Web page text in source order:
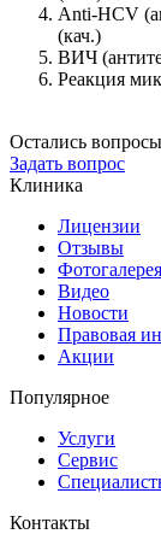
Anti-HCV
(кач.)
ВИЧ
Реакция
Остались
Задать вопрос
Клиника
Лицензии
Отзывы
Фотогалерея
Видео
Новости
Правовая
Акции
Популярное
Услуги
Сервис
Контакты